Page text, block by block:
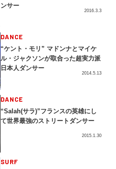
ンサー
2016.3.3
DANCE
“ケント・モリ” マドンナとマイケ
ル・ジャクソンが取合った超実力派
日本人ダンサー
2014.5.13
DANCE
“Salah(サラ)”フランスの英雄にし
て世界最強のストリートダンサー
2015.1.30
SURF